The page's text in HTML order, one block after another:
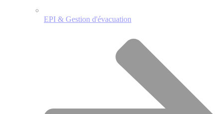
EPI & Gestion d'évacuation